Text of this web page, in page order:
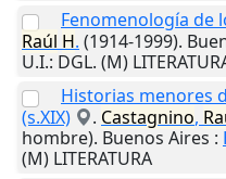
Fenomenología de
Raúl H. (1914-1999).
U.I.: DGL. (M)
Historias menores
(s.XIX)
. Castagnino,
hombre). Buenos Aires :
(M) LITERATURA